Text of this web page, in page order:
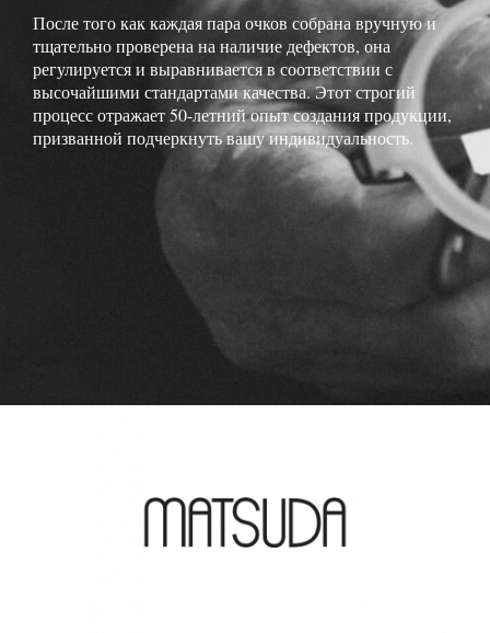
После того как каждая пара очков собрана вручную и
тщательно проверена на наличие дефектов, она
регулируется и выравнивается в соответствии с
высочайшими стандартами качества. Этот строгий
процесс отражает 50-летний опыт создания продукции,
призванной подчеркнуть вашу индивидуальность.